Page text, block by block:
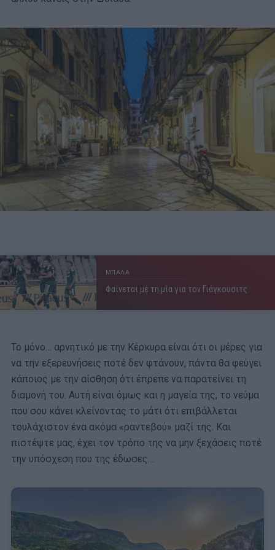
ΜΠΑΛΑ
Φαίνεται με τη μία για τον Γιάγκουσιτς
Το μόνο… αρνητικό με την Κέρκυρα είναι ότι οι μέρες για
να την εξερευνήσεις ποτέ δεν φτάνουν, πάντα θα φεύγει
κάποιος με την αίσθηση ότι έπρεπε να παρατείνει τη
διαμονή του. Αυτή είναι όμως και η μαγεία της, το νεύμα
που σου κάνει κλείνοντας το μάτι ότι επιβάλλεται
τουλάχιστον ένα ακόμα «ραντεβού» μαζί της. Και
πιστέψτε μας, έχει τον τρόπο της να μην ξεχάσεις ποτέ
την υπόσχεση που της έδωσες…